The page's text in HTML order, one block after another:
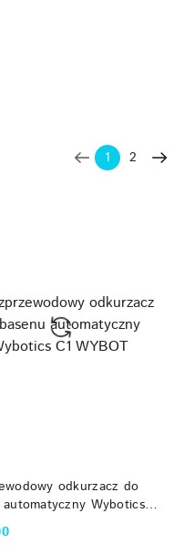
1 2
odkurzacz do
automatyczny Wybotics
DO KOSZYKA